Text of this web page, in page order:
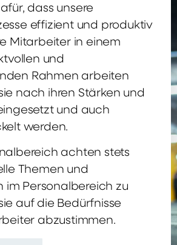
dass unsere
effizient und produktiv
Mitarbeiter in einem
und
Rahmen arbeiten
nach ihren Stärken und
und auch
werden.
achten stets
Themen und
im Personalbereich zu
auf die Bedürfnisse
abzustimmen.